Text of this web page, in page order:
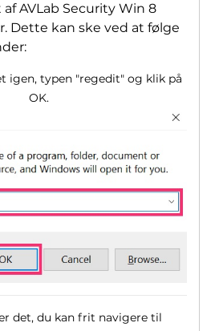
AVLab Security Win 8
Dette kan ske ved at følge
igen, typen "regedit" og klik på
OK.
det, du kan frit navigere til